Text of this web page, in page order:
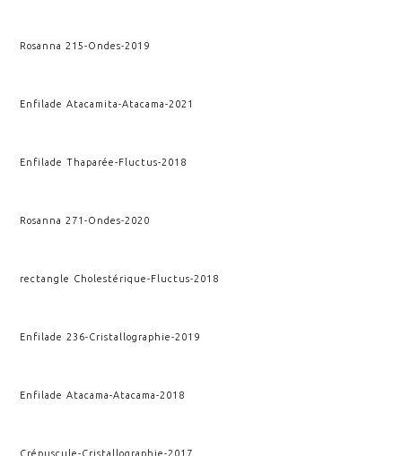
Rosanna 215-Ondes-2019
Enfilade Atacamita-Atacama-2021
Enfilade Thaparée-Fluctus-2018
Rosanna 271-Ondes-2020
rectangle Cholestérique-Fluctus-2018
Enfilade 236-Cristallographie-2019
Enfilade Atacama-Atacama-2018
Crépuscule-Cristallographie-2017